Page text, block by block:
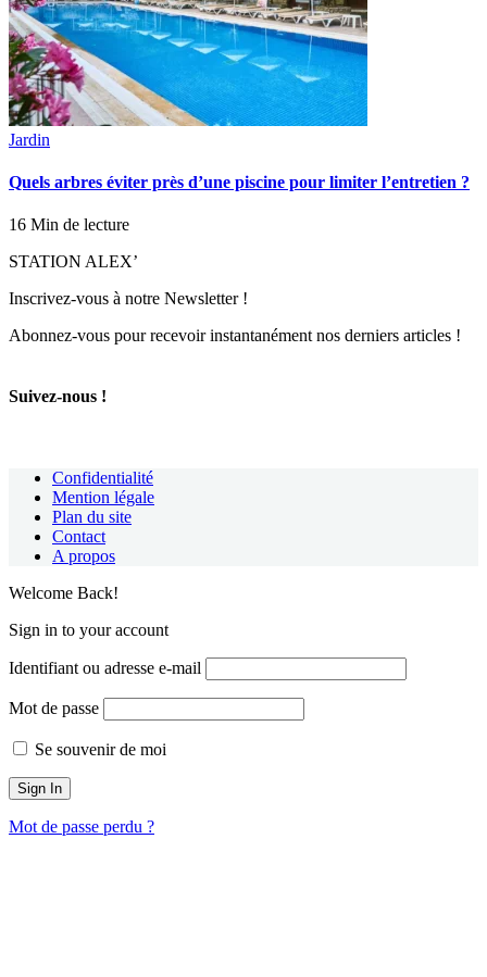
Jardin
Quels arbres éviter près d’une piscine pour limiter l’entretien ?
16 Min de lecture
STATION ALEX’
Inscrivez-vous à notre Newsletter !
Abonnez-vous pour recevoir instantanément nos derniers articles !
Suivez-nous !
Confidentialité
Mention légale
Plan du site
Contact
A propos
Welcome Back!
Sign in to your account
Identifiant ou adresse e-mail
Mot de passe
Se souvenir de moi
Mot de passe perdu ?